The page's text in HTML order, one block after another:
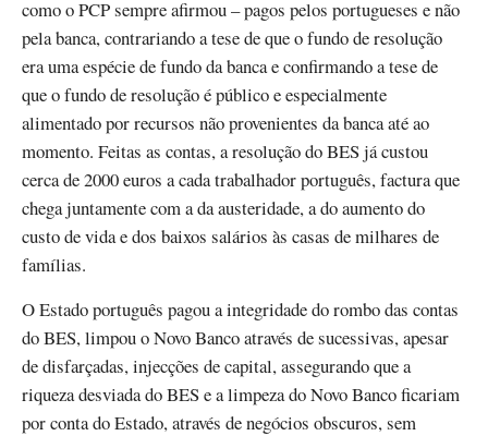
como o PCP sempre afirmou – pagos pelos portugueses e não
pela banca, contrariando a tese de que o fundo de resolução
era uma espécie de fundo da banca e confirmando a tese de
que o fundo de resolução é público e especialmente
alimentado por recursos não provenientes da banca até ao
momento. Feitas as contas, a resolução do BES já custou
cerca de 2000 euros a cada trabalhador português, factura que
chega juntamente com a da austeridade, a do aumento do
custo de vida e dos baixos salários às casas de milhares de
famílias.
O Estado português pagou a integridade do rombo das contas
do BES, limpou o Novo Banco através de sucessivas, apesar
de disfarçadas, injecções de capital, assegurando que a
riqueza desviada do BES e a limpeza do Novo Banco ficariam
por conta do Estado, através de negócios obscuros, sem